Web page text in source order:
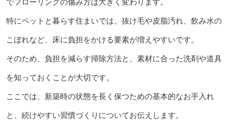
特にペットと暮らす住まいでは、抜け毛や皮脂汚れ、飲み水の
こぼれなど、床に負担をかける要素が増えやすいです。
そのため、負担を減らす掃除方法と、素材に合った洗剤や道具
を知っておくことが大切です。
ここでは、新築時の状態を長く保つための基本的なお手入れ
と、続けやすい習慣づくりについてお伝えします。